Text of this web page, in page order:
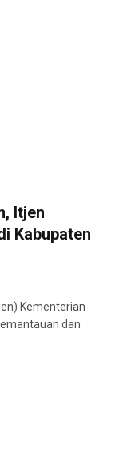
Itjen
Kabupaten
Kementerian
dan